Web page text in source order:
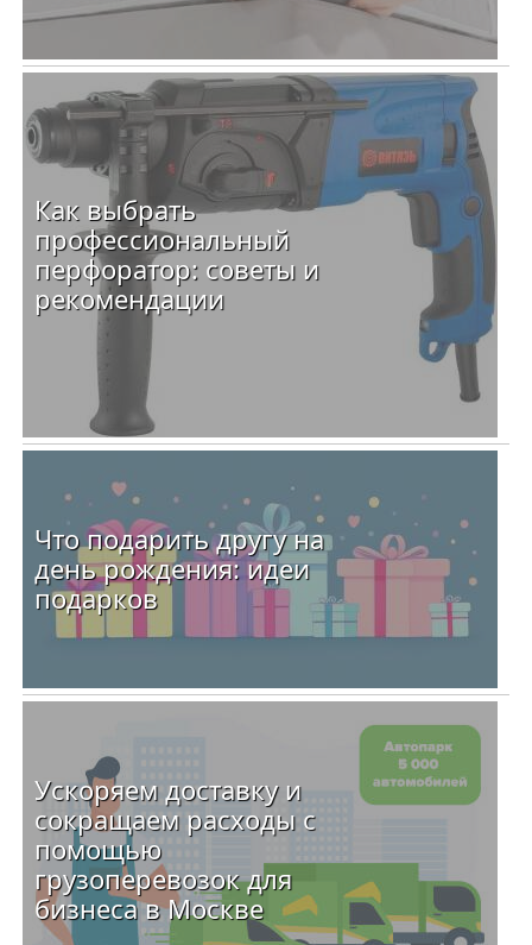
Как выбрать
профессиональный
перфоратор: советы и
рекомендации
Что подарить другу на
день рождения: идеи
подарков
Ускоряем доставку и
сокращаем расходы с
помощью
грузоперевозок для
бизнеса в Москве